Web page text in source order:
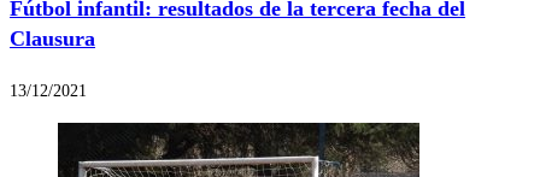
Fútbol infantil: resultados de la tercera fecha del
Clausura
13/12/2021